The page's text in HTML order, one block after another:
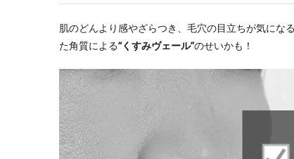
肌のどんより感やざらつき、毛穴の目立ちが気にな
た角質による“くすみヴェール”のせいかも！